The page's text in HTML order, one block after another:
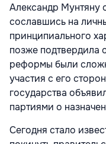
Александр Мунтяну
сославшись на
принципиального
позже подтвердила
реформы были
участия с его
государства
партиями о
Сегодня стало